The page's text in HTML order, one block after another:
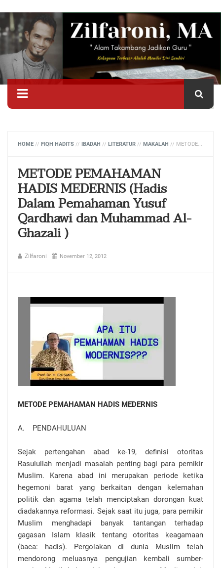
HOME // FIQH HADITS // IBADAH // LITERATUR // MAKALAH // METODE PEMAHAMAN HADIS MEDERNIS (HADIS DALAM PEMAHAMAN YUSUF QARDHAWI DAN MUHAMMAD AL-GHAZALI )
METODE PEMAHAMAN
HADIS MEDERNIS (Hadis
Dalam Pemahaman Yusuf
Qardhawi dan Muhammad Al-
Ghazali )
Zilfaroni November 12, 2012
METODE PEMAHAMAN HADIS MEDERNIS
A. PENDAHULUAN
Sejak pertengahan abad ke-19, definisi otoritas
Rasulullah menjadi masalah penting bagi para pemikir
Muslim. Karena abad ini merupakan periode ketika
hegemoni barat yang berkaitan dengan kelemahan
politik dan agama telah menciptakan dorongan kuat
diadakannya reformasi. Sejak saat itu juga, para pemikir
Muslim menghadapi banyak tantangan terhadap
gagasan Islam klasik tentang otoritas keagamaan
(baca: hadis). Pergolakan di dunia Muslim telah
mendorong meluasnya pengujian kembali sumber-